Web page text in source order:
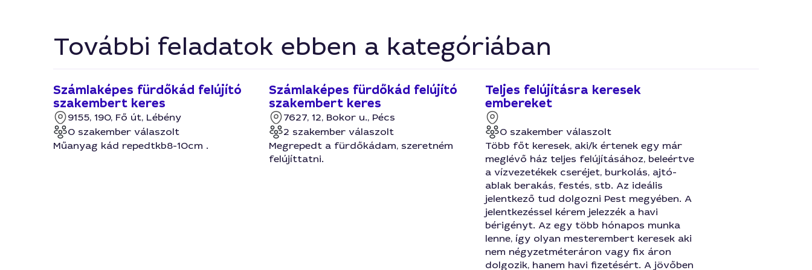
További feladatok ebben a kategóriában
Számlaképes fürdőkád felújító
szakembert keres
9155, 190, Fő út, Lébény
0 szakember válaszolt
Műanyag kád repedtkb8-10cm .
Számlaképes fürdőkád felújító
szakembert keres
7627, 12, Bokor u., Pécs
2 szakember válaszolt
Megrepedt a fürdőkádam, szeretném
felújíttatni.
Teljes felújításra keresek
embereket
0 szakember válaszolt
Több főt keresek, aki/k értenek egy már
meglévő ház teljes felújításához, beleértve
a vízvezetékek cseréjet, burkolás, ajtó-
ablak berakás, festés, stb. Az ideális
jelentkező tud dolgozni Pest megyében. A
jelentkezéssel kérem jelezzék a havi
bérigényt. Az egy több hónapos munka
lenne, így olyan mesterembert keresek aki
nem négyzetméteráron vagy fix áron
dolgozik, hanem havi fizetésért. A jövőben